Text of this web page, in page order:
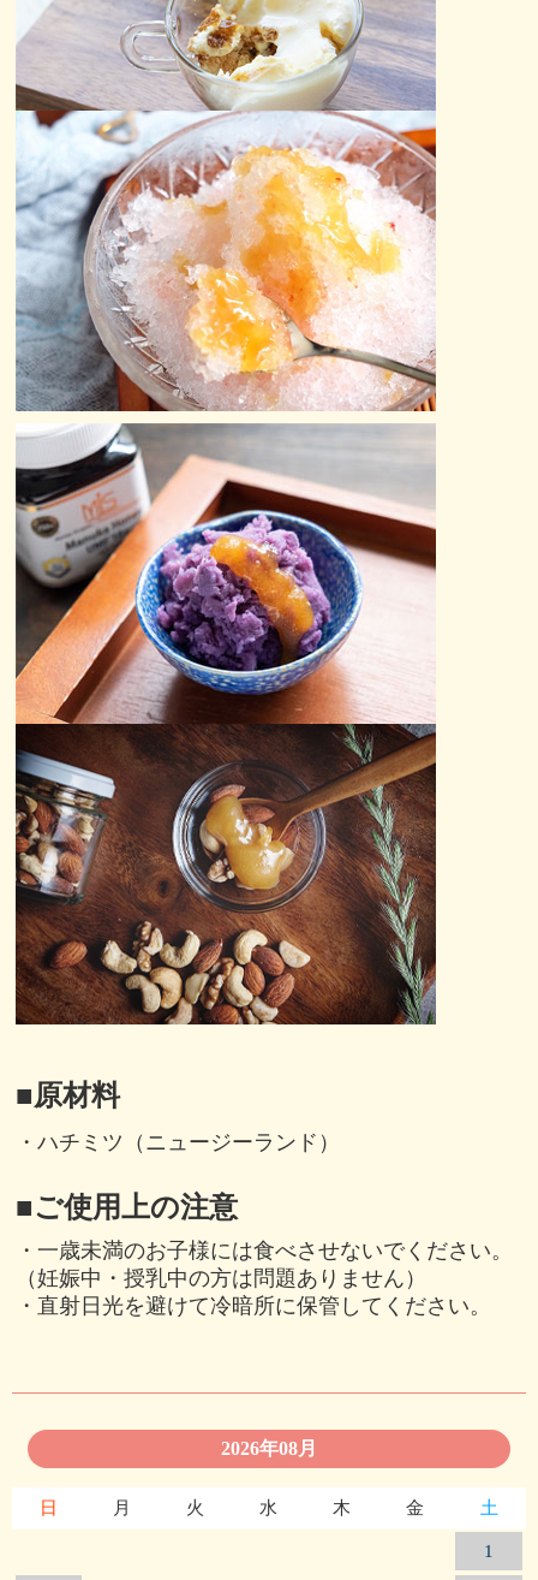
■原材料
・ハチミツ（ニュージーランド）
■ご使用上の注意
・一歳未満のお子様には食べさせないでください。
（妊娠中・授乳中の方は問題ありません）
・直射日光を避けて冷暗所に保管してください。
2026年08月
日 月 火 水 木 金 土
1